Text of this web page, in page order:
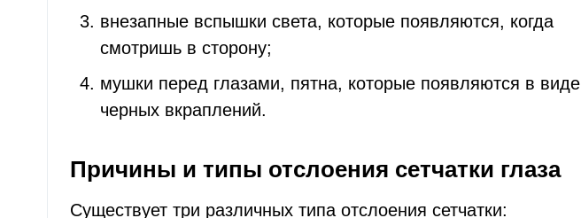
внезапные вспышки света, которые появляются, когда
смотришь в сторону;
мушки перед глазами, пятна, которые появляются в виде
черных вкраплений.
Причины и типы отслоения сетчатки глаза
Существует три различных типа отслоения сетчатки: